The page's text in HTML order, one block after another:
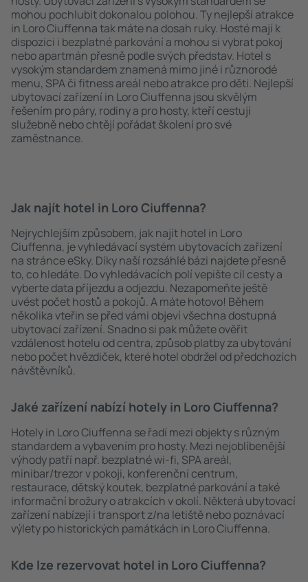
mohou pochlubit dokonalou polohou. Ty nejlepší atrakce
in Loro Ciuffenna tak máte na dosah ruky. Hosté mají k
dispozici i bezplatné parkování a mohou si vybrat pokoj
nebo apartmán přesně podle svých představ. Hotel s
vysokým standardem znamená mimo jiné i různorodé
menu, SPA či fitness areál nebo atrakce pro děti. Nejlepší
ubytovací zařízení in Loro Ciuffenna jsou skvělým
řešením pro páry, rodiny a pro hosty, kteří cestují
služebně nebo chtějí pořádat školení pro své
zaměstnance.
Jak najít hotel in Loro Ciuffenna?
Nejrychlejším způsobem, jak najít hotel in Loro
Ciuffenna, je vyhledávací systém ubytovacích zařízení
na stránce eSky. Díky naší rozsáhlé bázi najdete přesně
to, co hledáte. Do vyhledávacích polí vepište cíl cesty a
vyberte data příjezdu a odjezdu. Nezapomeňte ještě
uvést počet hostů a pokojů. A máte hotovo! Během
několika vteřin se před vámi objeví všechna dostupná
ubytovací zařízení. Snadno si pak můžete ověřit
vzdálenost hotelu od centra, způsob platby za ubytování
nebo počet hvězdiček, které hotel obdržel od předchozích
návštěvníků.
Jaké zařízení nabízí hotely in Loro Ciuffenna?
Hotely in Loro Ciuffenna se řadí mezi objekty s různým
standardem a vybavením pro hosty. Mezi nejoblíbenější
výhody patří např. bezplatné wi-fi, SPA areál,
minibar/trezor v pokoji, konferenční centrum,
restaurace, dětský koutek, bezplatné parkování a také
informační brožury o atrakcích v okolí. Některá ubytovací
zařízení nabízejí i transport z/na letiště nebo poznávací
výlety po historických památkách in Loro Ciuffenna.
Kde lze rezervovat hotel in Loro Ciuffenna?